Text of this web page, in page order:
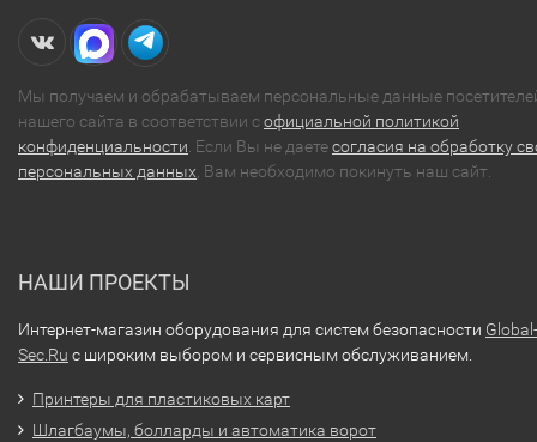
Мы получаем и обрабатываем персональные данные
нашего сайта в соответствии софициальной политикой
конфиденциальности . Если Вы не даетесогласия на обработку
персональных данных , Вам необходимо покинуть наш сайт.
НАШИ ПРОЕКТЫ
Интернет-магазин оборудования для систем безопасности Global-
Sec.Ru с широким выбором и сервисным обслуживанием.
Принтеры для пластиковых карт
Шлагбаумы, болларды и автоматика ворот